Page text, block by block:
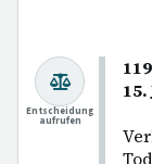
Entscheidung
aufrufen